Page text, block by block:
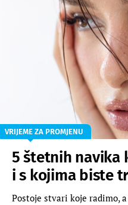
VRIJEME ZA PROMJENU
5 štetnih navika
i s kojima biste
Postoje stvari koje radimo,